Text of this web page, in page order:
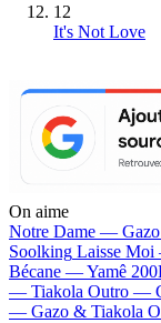
12
It's Not Love
On aime
Notre Dame —
Soolking Laisse
Bécane —Yamê
— Tiakola Outro —
— Gazo & Tiakola